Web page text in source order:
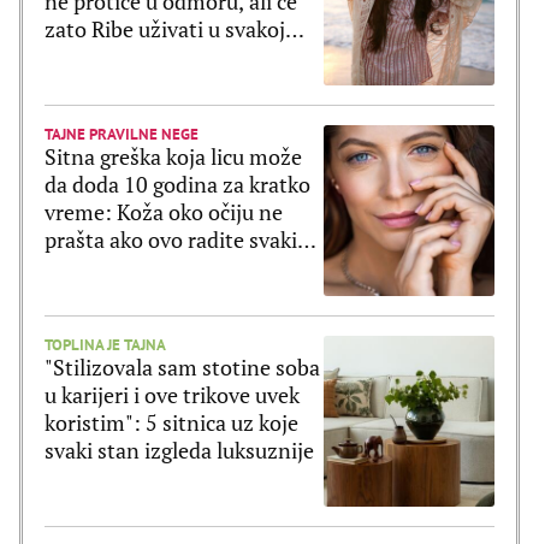
zato Ribe uživati u svakoj
TAJNE PRAVILNE NEGE
Sitna greška koja licu može
da doda 10 godina za kratko
vreme: Koža oko očiju ne
prašta ako ovo radite svaki
TOPLINA JE TAJNA
"Stilizovala sam stotine soba
u karijeri i ove trikove uvek
koristim": 5 sitnica uz koje
svaki stan izgleda luksuznije